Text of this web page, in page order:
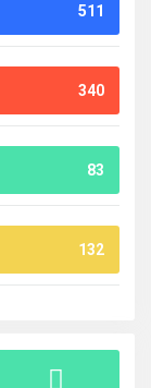
511
340
83
132